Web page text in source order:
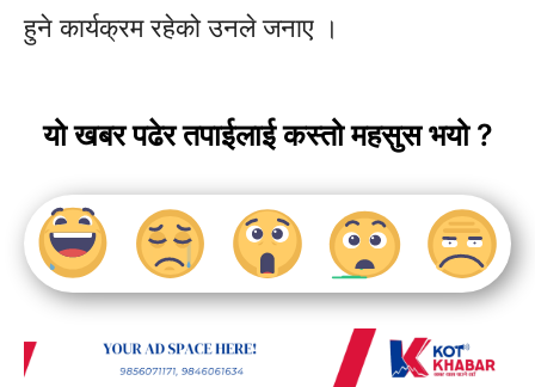
हुने कार्यक्रम रहेको उनले जनाए ।
यो खबर पढेर तपाईलाई कस्तो महसुस भयो ?